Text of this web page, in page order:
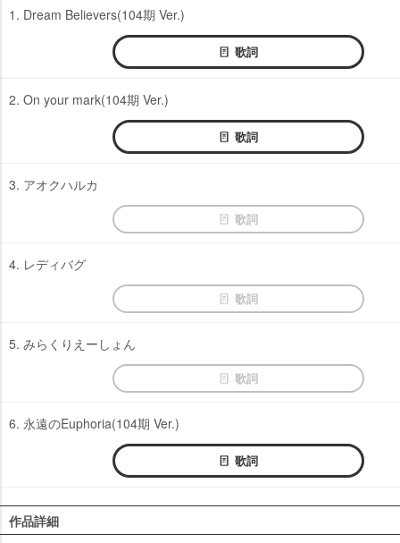
1. Dream Believers(104期 Ver.)
歌詞
2. On your mark(104期 Ver.)
歌詞
3. アオクハルカ
歌詞
4. レディバグ
歌詞
5. みらくりえーしょん
歌詞
6. 永遠のEuphoria(104期 Ver.)
歌詞
作品詳細